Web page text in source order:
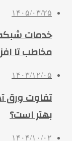
۱۴۰۵/۰۳/۲۵
مخاطب تا
۱۴۰۳/۱۲/۰۵
تفاوت ورق
بهتر است؟
۱۴۰۴/۱۰/۰۲